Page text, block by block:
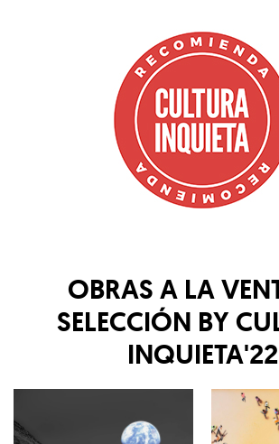
OBRAS A LA
SELECCIÓN BY
INQUIETA'22